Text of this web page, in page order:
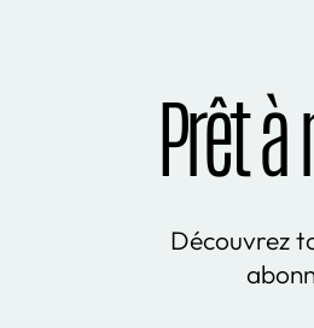
Prêt
Découvrez